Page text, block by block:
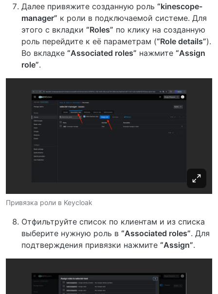
Далее привяжите созданную роль “kinescope-
manager” к роли в подключаемой системе. Для
этого с вкладки “Roles” по клику на созданную
роль перейдите к её параметрам (“Role details”).
Во вкладке “Associated roles” нажмите “Assign
role”.
Привязка роли в Keycloak
Отфильтруйте список по клиентам и из списка
выберите нужную роль в “Associated roles”. Для
подтверждения привязки нажмите “Assign”.